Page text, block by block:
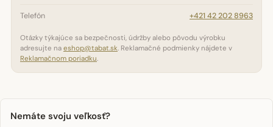
Telefón +421 42 202 8963
Otázky týkajúce sa bezpečnosti, údržby alebo pôvodu výrobku
adresujte na eshop@tabat.sk. Reklamačné podmienky nájdete v
Reklamačnom poriadku.
Nemáte svoju veľkosť?